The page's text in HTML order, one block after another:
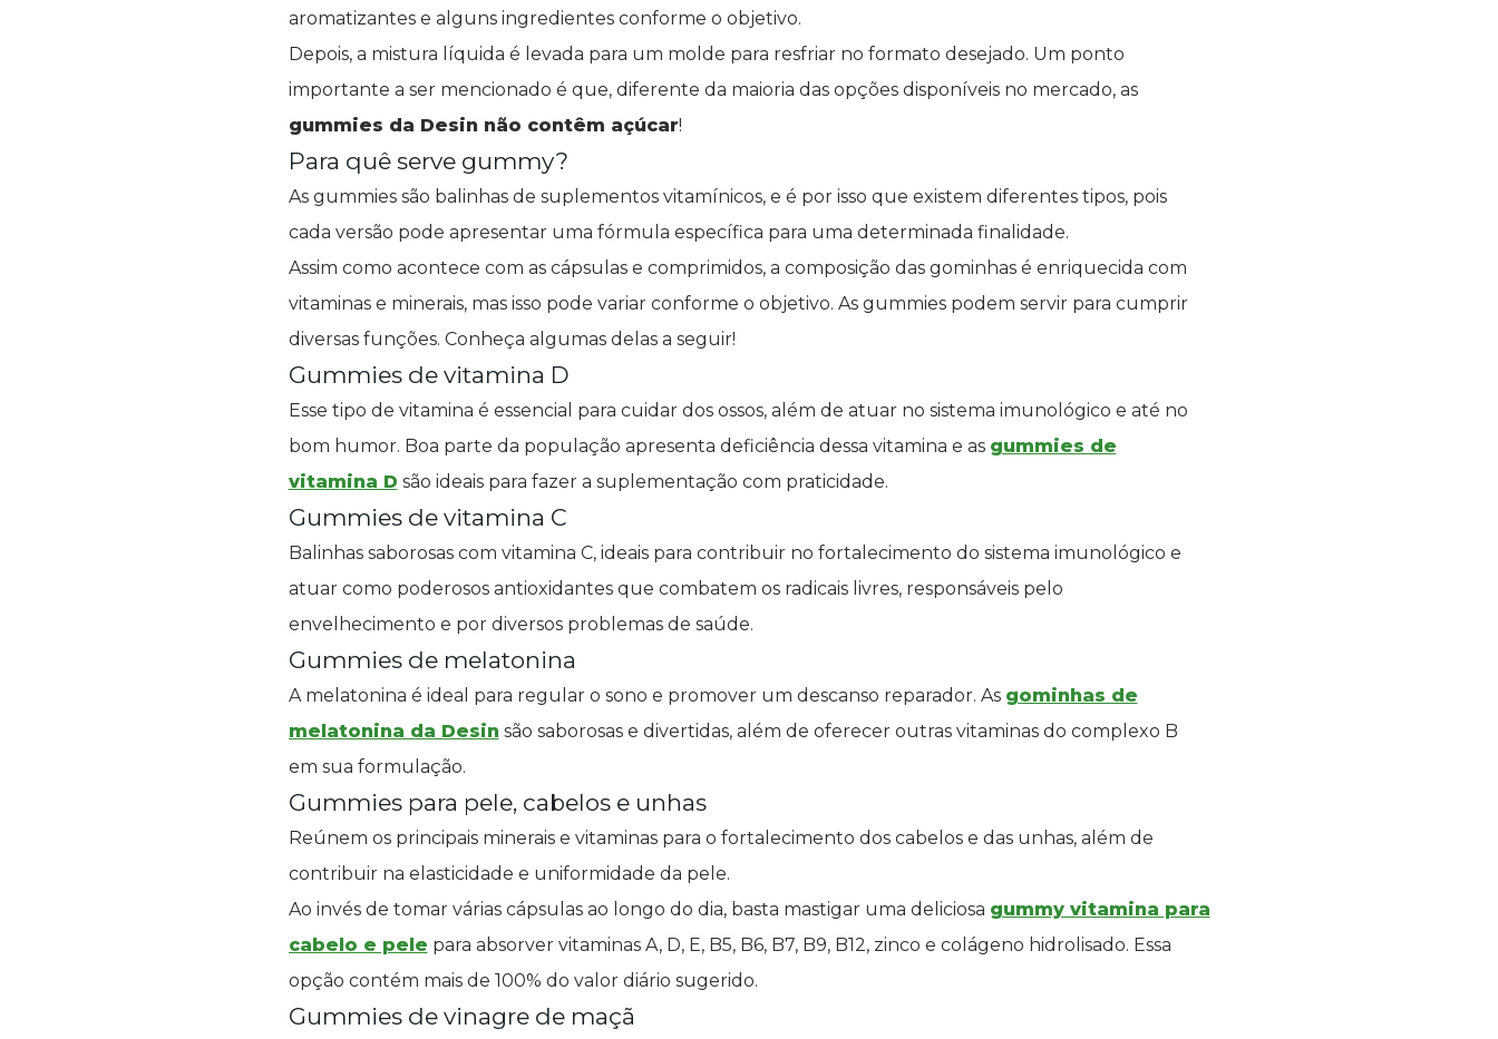
aromatizantes e alguns ingredientes conforme o objetivo.
Depois, a mistura líquida é levada para um molde para resfriar no formato desejado. Um ponto
importante a ser mencionado é que, diferente da maioria das opções disponíveis no mercado, as
gummies da Desin não contêm açúcar!
Para quê serve gummy?
As gummies são balinhas de suplementos vitamínicos, e é por isso que existem diferentes tipos, pois
cada versão pode apresentar uma fórmula específica para uma determinada finalidade.
Assim como acontece com as cápsulas e comprimidos, a composição das gominhas é enriquecida com
vitaminas e minerais, mas isso pode variar conforme o objetivo. As gummies podem servir para cumprir
diversas funções. Conheça algumas delas a seguir!
Gummies de vitamina D
Esse tipo de vitamina é essencial para cuidar dos ossos, além de atuar no sistema imunológico e até no
bom humor. Boa parte da população apresenta deficiência dessa vitamina e as gummies de
vitamina D são ideais para fazer a suplementação com praticidade.
Gummies de vitamina C
Balinhas saborosas com vitamina C, ideais para contribuir no fortalecimento do sistema imunológico e
atuar como poderosos antioxidantes que combatem os radicais livres, responsáveis pelo
envelhecimento e por diversos problemas de saúde.
Gummies de melatonina
A melatonina é ideal para regular o sono e promover um descanso reparador. As gominhas de
melatonina da Desin são saborosas e divertidas, além de oferecer outras vitaminas do complexo B
em sua formulação.
Gummies para pele, cabelos e unhas
Reúnem os principais minerais e vitaminas para o fortalecimento dos cabelos e das unhas, além de
contribuir na elasticidade e uniformidade da pele.
Ao invés de tomar várias cápsulas ao longo do dia, basta mastigar uma deliciosa gummy vitamina para
cabelo e pele para absorver vitaminas A, D, E, B5, B6, B7, B9, B12, zinco e colágeno hidrolisado. Essa
opção contém mais de 100% do valor diário sugerido.
Gummies de vinagre de maçã